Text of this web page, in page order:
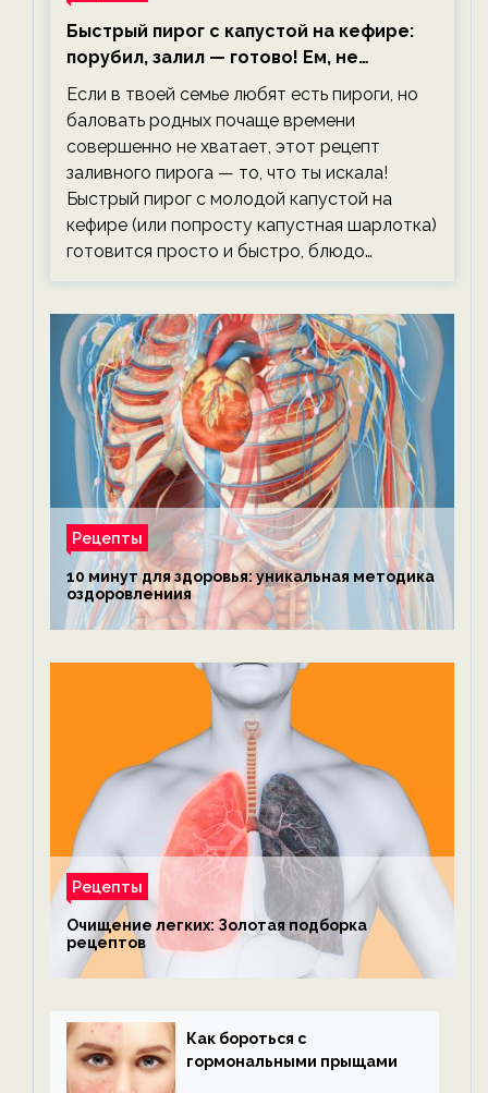
Быстрый пирог с капустой на кефире:
порубил, залил — готово! Ем, не
тревожась о фигуре!
Если в твоей семье любят есть пироги, но
баловать родных почаще времени
совершенно не хватает, этот рецепт
заливного пирога — то, что ты искала!
Быстрый пирог с молодой капустой на
кефире (или попросту капустная шарлотка)
готовится просто и быстро, блюдо…
Рецепты
10 минут для здоровья: уникальная методика
оздоровлениия
Рецепты
Очищение легких: Золотая подборка
рецептов
Как бороться с
гормональными прыщами